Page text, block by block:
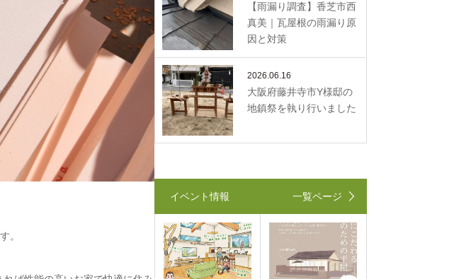
。
【雨漏り調査】香芝市西
真美｜瓦屋根の雨漏り原
因と対策
2026.06.16
大阪府藤井寺市Y様邸の
地鎮祭を執り行いました
イベント情報 一覧ページ